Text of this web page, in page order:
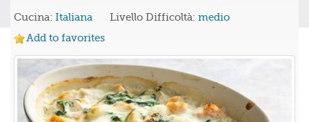
Cucina: Italiana Livello Difficoltà: medio
Add to favorites